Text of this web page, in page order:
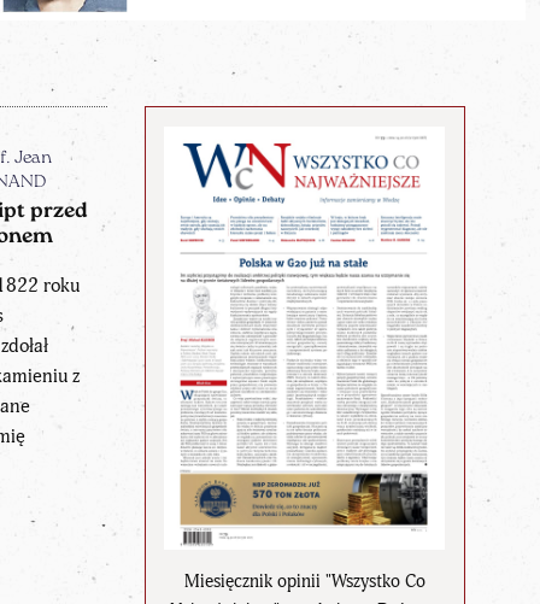
Miesięcznik opinii "Wszystko Co
Jean
przed
roku
z